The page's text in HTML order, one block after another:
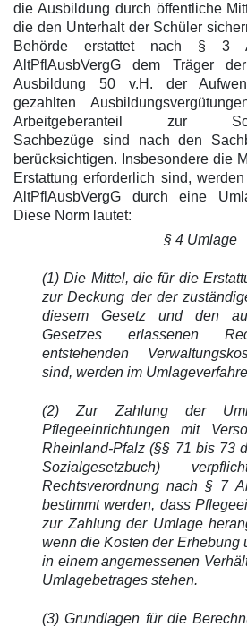
die Ausbildung durch öffentliche
die den Unterhalt der Schüler
Behörde erstattet nach § 3
AltPflAusbVergG dem Träger
Ausbildung 50 v.H. der
gezahlten
Arbeitgeberanteil zur
Sachbezüge sind nach den
berücksichtigen. Insbesondere die
Erstattung erforderlich sind,
AltPflAusbVergG durch eine
Diese Norm lautet:
§ 4 Umlage
(1) Die Mittel, die für die
zur Deckung der der
diesem Gesetz und den
Gesetzes erlassenen
entstehenden
sind, werden im
(2) Zur Zahlung der
Pflegeeinrichtungen mit
Rheinland-Pfalz (§§ 71 bis 73
Sozialgesetzbuch)
Rechtsverordnung nach § 7
bestimmt werden, dass
zur Zahlung der Umlage
wenn die Kosten der Erhebung
in einem angemessenen
Umlagebetrages stehen.
(3) Grundlagen für die